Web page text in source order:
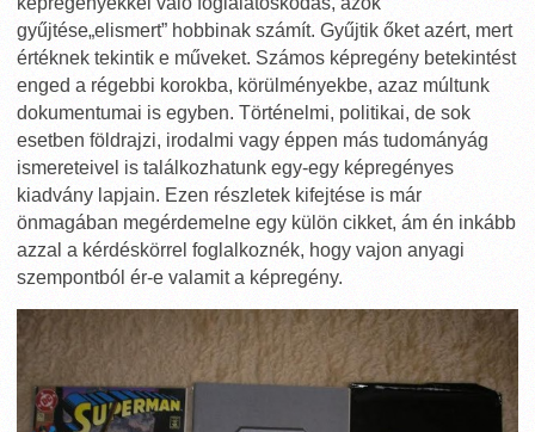
gyűjtése„elismert” hobbinak számít. Gyűjtik őket azért, mert
értéknek tekintik e műveket. Számos képregény betekintést
enged a régebbi korokba, körülményekbe, azaz múltunk
dokumentumai is egyben. Történelmi, politikai, de sok
esetben földrajzi, irodalmi vagy éppen más tudományág
ismereteivel is találkozhatunk egy-egy képregényes
kiadvány lapjain. Ezen részletek kifejtése is már
önmagában megérdemelne egy külön cikket, ám én inkább
azzal a kérdéskörrel foglalkoznék, hogy vajon anyagi
szempontból ér-e valamit a képregény.